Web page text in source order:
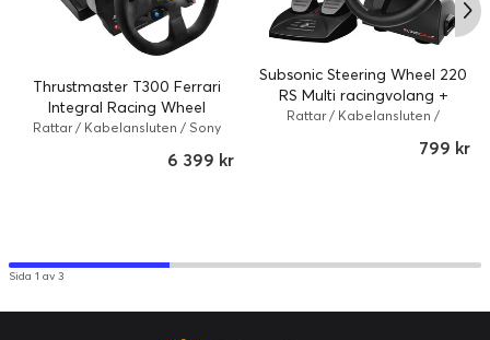
Thrustmaster T300 Ferrari
Integral Racing Wheel
Alcantara Edition
Rattar / Kabelansluten / Sony
PlayStation 3, PC6 399 kr
Subsonic Steering Wheel 220
RS Multi racingvolang +
pedaler
Rattar / Kabelansluten /
Nintendo Switch 2, Microsoft
799 kr
Sida 1 av 3